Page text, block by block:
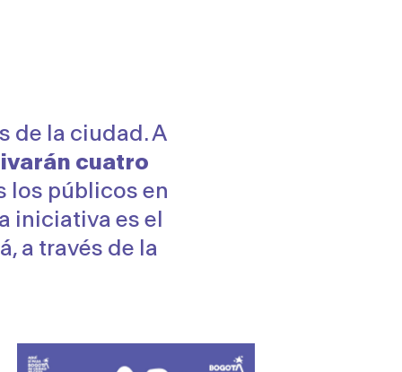
de la ciudad. A
cuatro
los públicos en
iniciativa es el
a través de la